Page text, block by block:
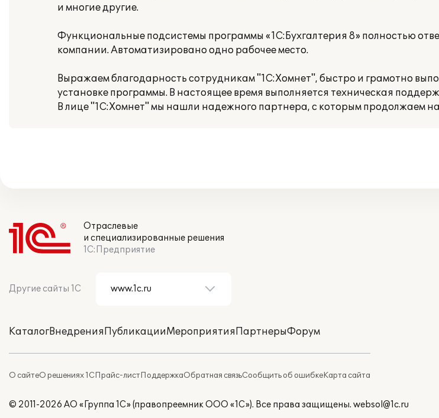
и многие другие.
Функциональные подсистемы программы «1С:Бухгалтерия 8» полностью
компании. Автоматизировано одно рабочее место.
Выражаем благодарность сотрудникам "1С:Хомнет", быстро и грамотно
установке программы. В настоящее время выполняется техническая
В лице "1С:Хомнет" мы нашли надежного партнера, с которым продолжаем
Отраслевые
и специализированные решения
1С:Предприятие
Другие сайты 1С
КаталогВнедренияПубликацииМероприятияПартнерыФорум
О сайтеО решениях 1СПрайс-листПоддержкаОбратная связьСообщить об ошибкеКарта сайта
© 2011-2026 АО «Группа 1С» (правопреемник ООО «1С»). Все права защищены. websol@1c.ru